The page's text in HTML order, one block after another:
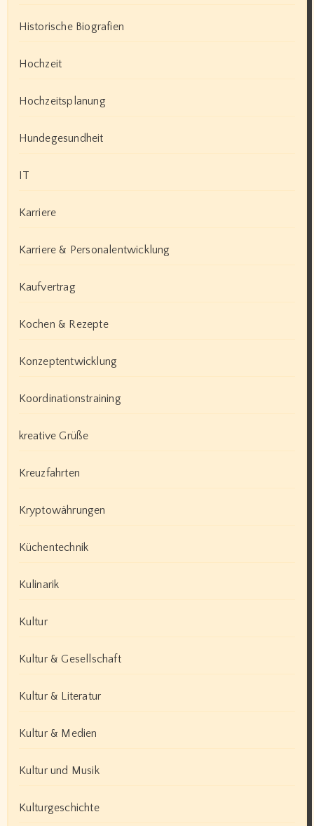
Historische Biografien
Hochzeit
Hochzeitsplanung
Hundegesundheit
IT
Karriere
Karriere & Personalentwicklung
Kaufvertrag
Kochen & Rezepte
Konzeptentwicklung
Koordinationstraining
kreative Grüße
Kreuzfahrten
Kryptowährungen
Küchentechnik
Kulinarik
Kultur
Kultur & Gesellschaft
Kultur & Literatur
Kultur & Medien
Kultur und Musik
Kulturgeschichte